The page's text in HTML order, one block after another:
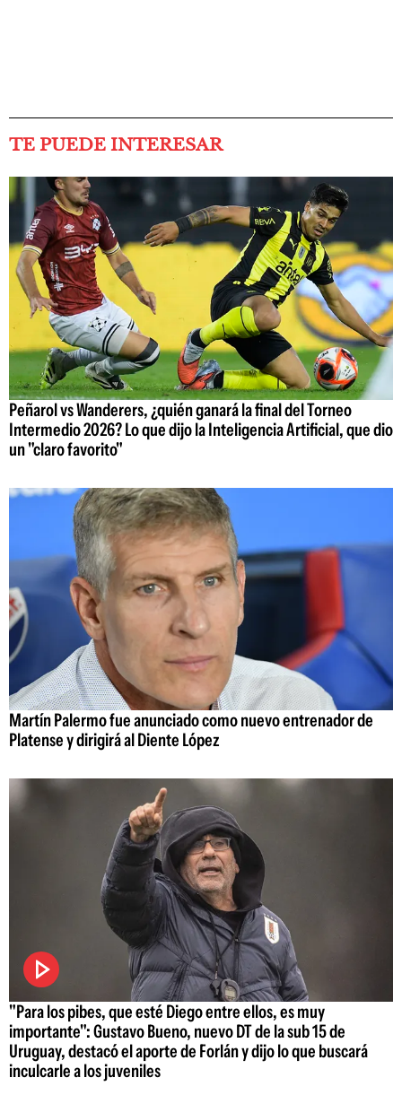
TE PUEDE INTERESAR
Peñarol vs Wanderers, ¿quién ganará la final del Torneo
Intermedio 2026? Lo que dijo la Inteligencia Artificial, que dio
un "claro favorito"
Martín Palermo fue anunciado como nuevo entrenador de
Platense y dirigirá al Diente López
"Para los pibes, que esté Diego entre ellos, es muy
importante": Gustavo Bueno, nuevo DT de la sub 15 de
Uruguay, destacó el aporte de Forlán y dijo lo que buscará
inculcarle a los juveniles